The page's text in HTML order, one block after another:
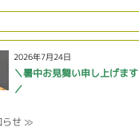
2026年7月24日
＼暑中お見舞い申し上げます
／
らせ ≫